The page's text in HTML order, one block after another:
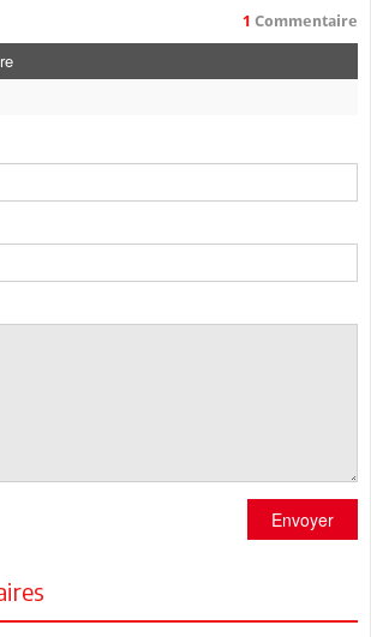
1 Commentaire
Envoyer